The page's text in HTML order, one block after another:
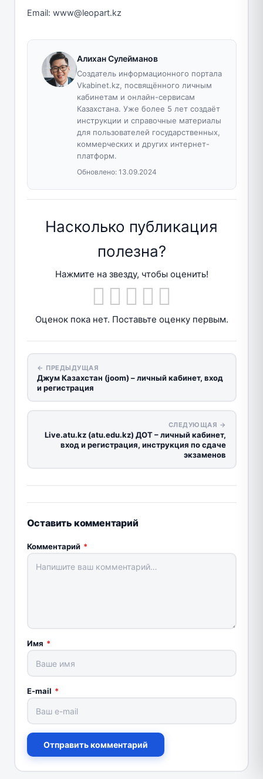
Email: www@leopart.kz
Алихан Сулейманов
Создатель информационного портала
Vkabinet.kz, посвящённого личным
кабинетам и онлайн-сервисам
Казахстана. Уже более 5 лет создаёт
инструкции и справочные материалы
для пользователей государственных,
коммерческих и других интернет-
платформ.
Обновлено: 13.09.2024
Насколько публикация
полезна?
Нажмите на звезду, чтобы оценить!
Оценок пока нет. Поставьте оценку первым.
← ПРЕДЫДУЩАЯ
Джум Казахстан (joom) – личный кабинет, вход
и регистрация
СЛЕДУЮЩАЯ →
Live.atu.kz (atu.edu.kz) ДОТ – личный кабинет,
вход и регистрация, инструкция по сдаче
экзаменов
Оставить комментарий
Комментарий *
Имя *
E-mail *
Отправить комментарий